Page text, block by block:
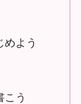
めよう
こう